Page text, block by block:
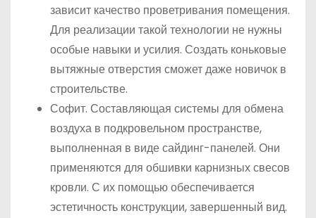
зависит качество проветривания помещения.
Для реализации такой технологии не нужны
особые навыки и усилия. Создать коньковые
вытяжные отверстия сможет даже новичок в
строительстве.
Софит. Составляющая системы для обмена
воздуха в подкровельном пространстве,
выполненная в виде сайдинг-панелей. Они
применяются для обшивки карнизных свесов
кровли. С их помощью обеспечивается
эстетичность конструкции, завершенный вид.